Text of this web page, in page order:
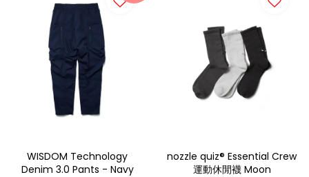
WISDOM Technology
Denim 3.0 Pants - Navy
nozzle quiz® Essential Crew
運動休閒襪 Moon